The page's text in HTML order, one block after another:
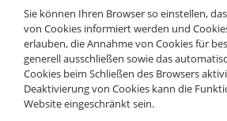
Sie können Ihren Browser so einstellen,
von Cookies informiert werden und
erlauben, die Annahme von Cookies für
generell ausschließen sowie das
Cookies beim Schließen des Browsers
Deaktivierung von Cookies kann die
Website eingeschränkt sein.